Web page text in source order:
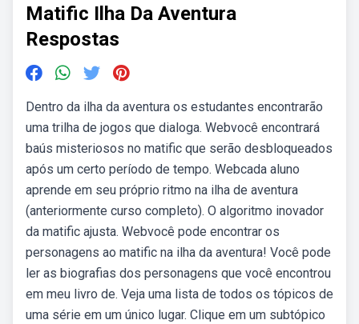
Matific Ilha Da Aventura
Respostas
Dentro da ilha da aventura os estudantes encontrarão
uma trilha de jogos que dialoga. Webvocê encontrará
baús misteriosos no matific que serão desbloqueados
após um certo período de tempo. Webcada aluno
aprende em seu próprio ritmo na ilha de aventura
(anteriormente curso completo). O algoritmo inovador
da matific ajusta. Webvocê pode encontrar os
personagens ao matific na ilha da aventura! Você pode
ler as biografias dos personagens que você encontrou
em meu livro de. Veja uma lista de todos os tópicos de
uma série em um único lugar. Clique em um subtópico